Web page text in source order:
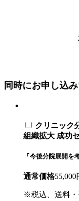
同時にお申し込
クリニック
組織拡大 成功
『今後分院展開を
通常価格
※税込、送料・